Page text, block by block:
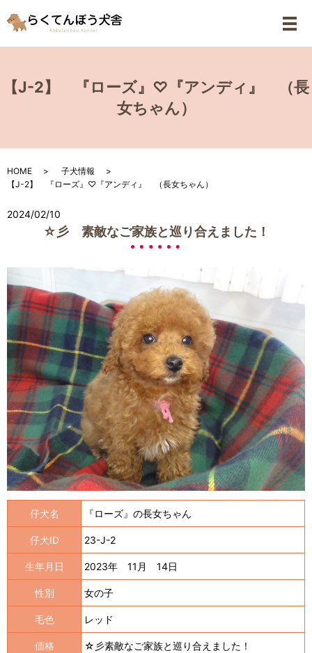
メ
【J-2】 『ローズ』♡『アンディ』 （長
女ちゃん）
HOME
子犬情報
【J-2】 『ローズ』♡『アンディ』 （長女ちゃん）
2024/02/10
☆彡 素敵なご家族と巡り合えました！
仔犬名 『ローズ』の長女ちゃん
仔犬ID 23-J-2
生年月日 2023年 11月 14日
性別 女の子
毛色 レッド
価格 ☆彡素敵なご家族と巡り合えました！